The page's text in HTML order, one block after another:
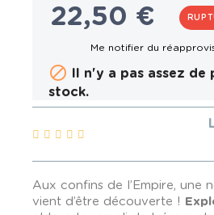
22,50 €
 Il n'y a pas assez de
stock.
Aux confins de l’Empire, une
vient d’être découverte !